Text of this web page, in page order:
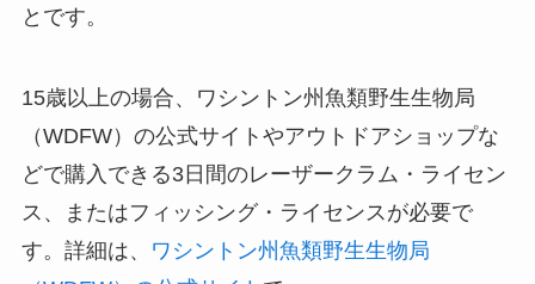
とです。
15歳以上の場合、ワシントン州魚類野生生物局
（WDFW）の公式サイトやアウトドアショップな
どで購入できる3日間のレーザークラム・ライセン
ス、またはフィッシング・ライセンスが必要で
す。詳細は、
ワシントン州魚類野生生物局